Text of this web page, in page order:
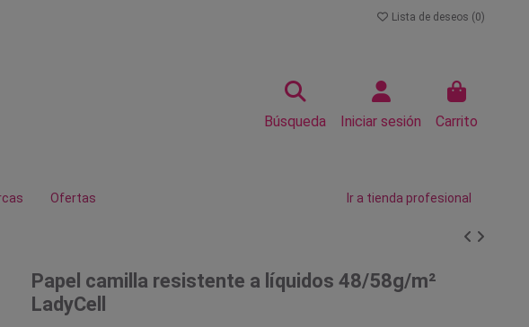
Lista de deseos (0)
Búsqueda Iniciar sesión Carrito
Ofertas Ir a tienda profesional
Papel camilla resistente a líquidos 48/58g/m²
LadyCell